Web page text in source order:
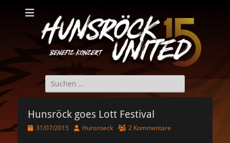
Hunsröck United
Hunsröck United 2025
Suche
nach:
Hunsröck goes Lott Festival
Veröffentlicht
31/07/2015 AutorHunsroeck 2 Kommentare